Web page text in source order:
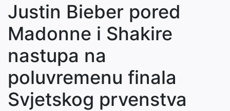
Justin Bieber pored
Madonne i Shakire
nastupa na
poluvremenu finala
Svjetskog prvenstva